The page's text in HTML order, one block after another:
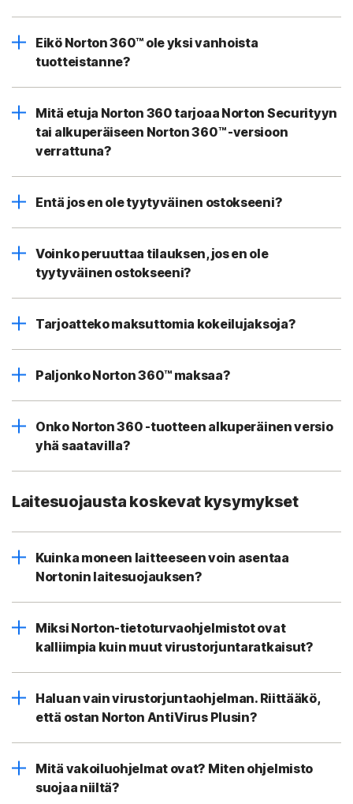
Eikö Norton 360™ ole yksi vanhoista
tuotteistanne?
Mitä etuja Norton 360 tarjoaa Norton Securityyn
tai alkuperäiseen Norton 360™ -versioon
verrattuna?
Entä jos en ole tyytyväinen ostokseeni?
Voinko peruuttaa tilauksen, jos en ole
tyytyväinen ostokseeni?
Tarjoatteko maksuttomia kokeilujaksoja?
Paljonko Norton 360™ maksaa?
Onko Norton 360 -tuotteen alkuperäinen versio
yhä saatavilla?
Laitesuojausta koskevat kysymykset
Kuinka moneen laitteeseen voin asentaa
Nortonin laitesuojauksen?
Miksi Norton-tietoturvaohjelmistot ovat
kalliimpia kuin muut virustorjuntaratkaisut?
Haluan vain virustorjuntaohjelman. Riittääkö,
että ostan Norton AntiVirus Plusin?
Mitä vakoiluohjelmat ovat? Miten ohjelmisto
suojaa niiltä?